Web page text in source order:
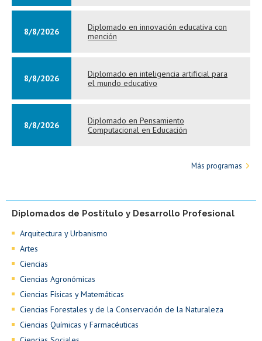
8/8/2026
Diplomado en innovación educativa con
mención
8/8/2026
Diplomado en inteligencia artificial para
el mundo educativo
8/8/2026
Diplomado en Pensamiento
Computacional en Educación
Más programas
Diplomados de Postítulo y Desarrollo Profesional
Arquitectura y Urbanismo
Artes
Ciencias
Ciencias Agronómicas
Ciencias Físicas y Matemáticas
Ciencias Forestales y de la Conservación de la Naturaleza
Ciencias Químicas y Farmacéuticas